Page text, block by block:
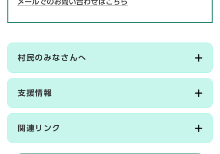
メールでのお問い合わせはこちら
村民のみなさんへ
支援情報
関連リンク